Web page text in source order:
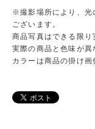
※撮影場所により、光
ございます。
商品写真はできる限り
実際の商品と色味が異
カラーは商品の掛け画